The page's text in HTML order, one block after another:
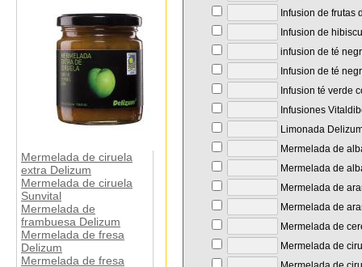
Mermelada de ciruela
extra Delizum
Mermelada de ciruela
Sunvital
Mermelada de
frambuesa Delizum
Mermelada de fresa
Delizum
Mermelada de fresa
Infusion de frutas
Infusion de
infusion de té
Infusion de té
Infusion té verde
Infusiones
Limonada
Mermelada de
Mermelada de
Mermelada de
Mermelada de
Mermelada de
Mermelada de